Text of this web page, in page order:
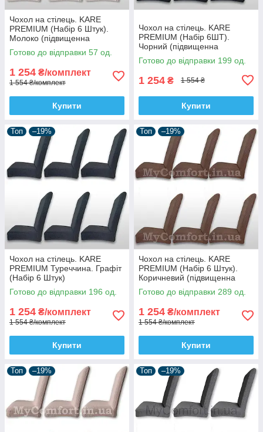
Чохол на стілець. KARE
PREMIUM (Набір 6 Штук).
Молоко (підвищенна
щільність 290 гр/м²,
Туреччина)
Готово до відправки 57 од.
1 254 ₴/комплект
1 554 ₴/комплект
Купити
Чохол на стілець. KARE
PREMIUM (Набір 6ШТ).
Чорний (підвищенна
щільність 290 гр/м²,
Туреччина)
Готово до відправки 199 од.
1 254 ₴ 1 554 ₴
Купити
Топ –19%
Чохол на стілець. KARE
PREMIUM Туреччина. Графіт
(Набір 6 Штук)
Готово до відправки 196 од.
1 254 ₴/комплект
1 554 ₴/комплект
Купити
Топ –19%
Чохол на стілець. KARE
PREMIUM (Набір 6 Штук).
Коричневий (підвищенна
щільність 290 гр/м²,
Туреччина)
Готово до відправки 289 од.
1 254 ₴/комплект
1 554 ₴/комплект
Купити
Топ –19% Топ –19%